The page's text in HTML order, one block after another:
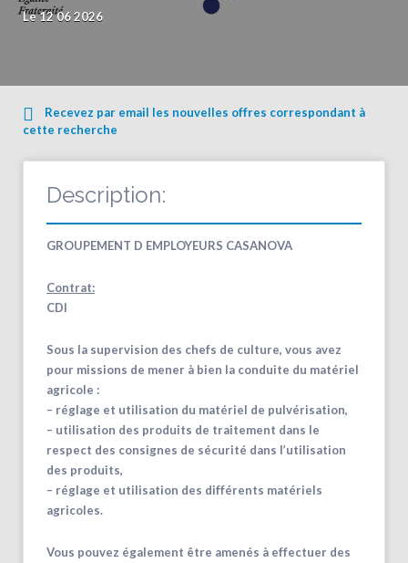
Le 12 06 2026
Recevez par email les nouvelles offres correspondant à
cette recherche
Description:
GROUPEMENT D EMPLOYEURS CASANOVA
Contrat:
CDI
Sous la supervision des chefs de culture, vous avez
pour missions de mener à bien la conduite du matériel
agricole :
– réglage et utilisation du matériel de pulvérisation,
– utilisation des produits de traitement dans le
respect des consignes de sécurité dans l’utilisation
des produits,
– réglage et utilisation des différents matériels
agricoles.
Vous pouvez également être amenés à effectuer des